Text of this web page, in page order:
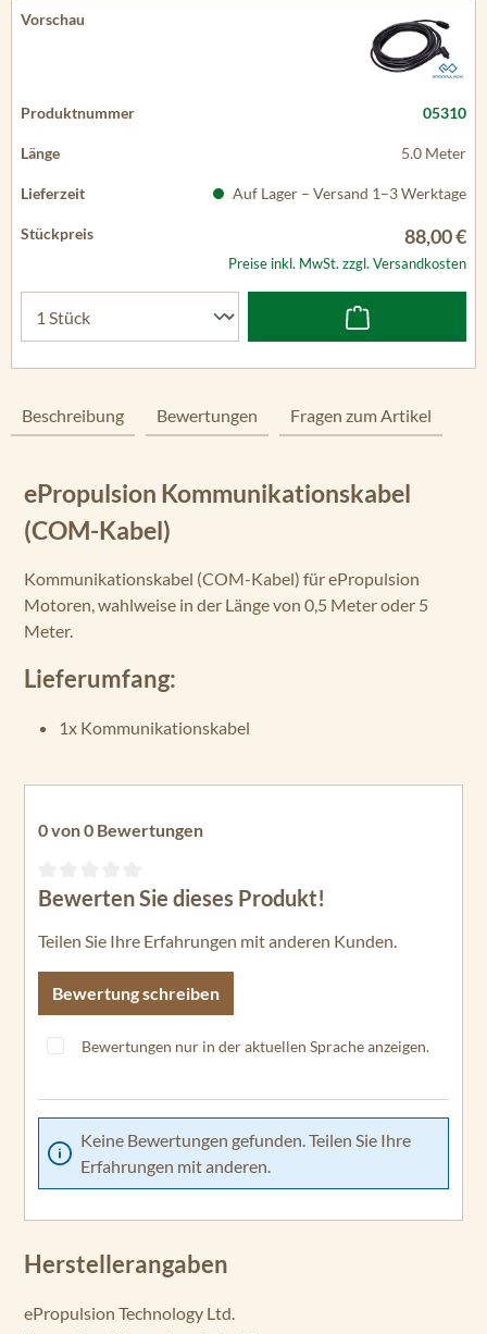
05310
5.0 Meter
Auf Lager – Versand 1–3 Werktage
88,00 €
Preise inkl. MwSt. zzgl. Versandkosten
Beschreibung Bewertungen Fragen zum Artikel
ePropulsion Kommunikationskabel
(COM-Kabel)
Kommunikationskabel (COM-Kabel) für ePropulsion
Motoren, wahlweise in der Länge von 0,5 Meter oder 5
Meter.
Lieferumfang:
1x Kommunikationskabel
0 von 0 Bewertungen
Durchschnittliche Bewertung von 0 von 5 Sternen
Bewerten Sie dieses Produkt!
Teilen Sie Ihre Erfahrungen mit anderen Kunden.
Bewertung schreiben
Bewertungen nur in der aktuellen Sprache anzeigen.
Keine Bewertungen gefunden. Teilen Sie Ihre
Erfahrungen mit anderen.
Herstellerangaben
ePropulsion Technology Ltd.